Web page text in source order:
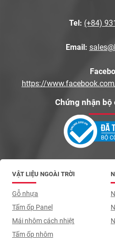
Tel: (+84)
Email:
https://
Chứng nhận
VẬT LIỆU NGOÀI TRỜI
Gỗ nhựa
Tấm ốp Panel
Mái nhôm cách nhiệt
Tấm ốp nhôm